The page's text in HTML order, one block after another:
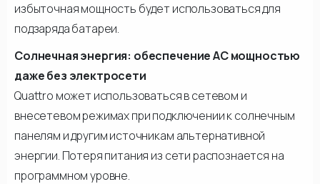
избыточная мощность будет использоваться для
подзаряда батареи.
Солнечная энергия: обеспечение АС мощностью
даже без электросети
Quattro может использоваться в сетевом и
внесетевом режимах при подключении к солнечным
панелям и другим источникам альтернативной
энергии. Потеря питания из сети распознается на
программном уровне.